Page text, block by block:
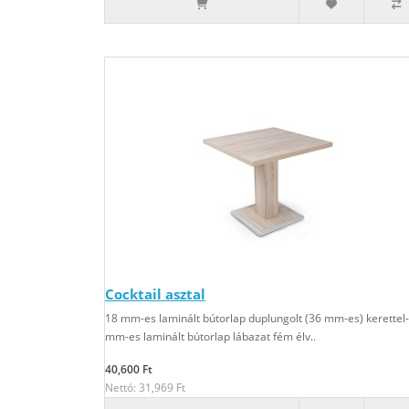
Cocktail asztal
18 mm-es laminált bútorlap duplungolt (36 mm-es)
mm-es laminált bútorlap lábazat fém élv..
40,600 Ft
Nettó: 31,969 Ft